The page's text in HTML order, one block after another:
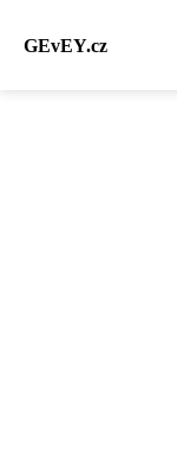
GEvEY.cz